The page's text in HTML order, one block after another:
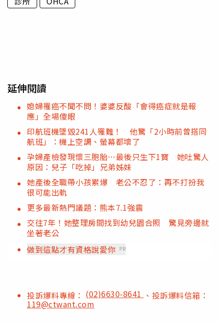
延伸閱讀
媳婦罹癌不聞不問！婆婆反酸「會得癌症就是報
應」全場傻眼
印航班機墜毀241人罹難！ 他驚「2小時前曾搭同
航班」：機上空調、螢幕都壞了
孕婦產檢發現懷三胞胎…最後只生下1寶 她吐驚人
原因：兒子「吃掉」兄弟姊妹
她產後全職帶小孩累爆 老公不忍了：再不打扮我
很可能出軌
更多最新熱門議題：熊本7.1強震
交往7年！她整理房間找到幼兒園合照 驚見旁邊就
坐著老公
做到這點才有資格說愛你 PR
投訴爆料專線： (02)6630-8641 、投訴爆料信箱：
119@ctwant.com